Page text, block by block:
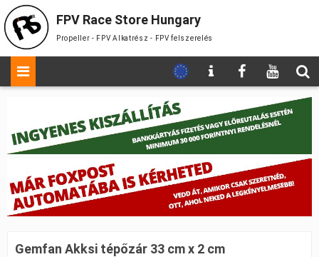
FPV Race Store Hungary
Propeller - FPV Alkatrész - FPV felszerelés
Gemfan Akksi tépőzár 33 cm x 2 cm